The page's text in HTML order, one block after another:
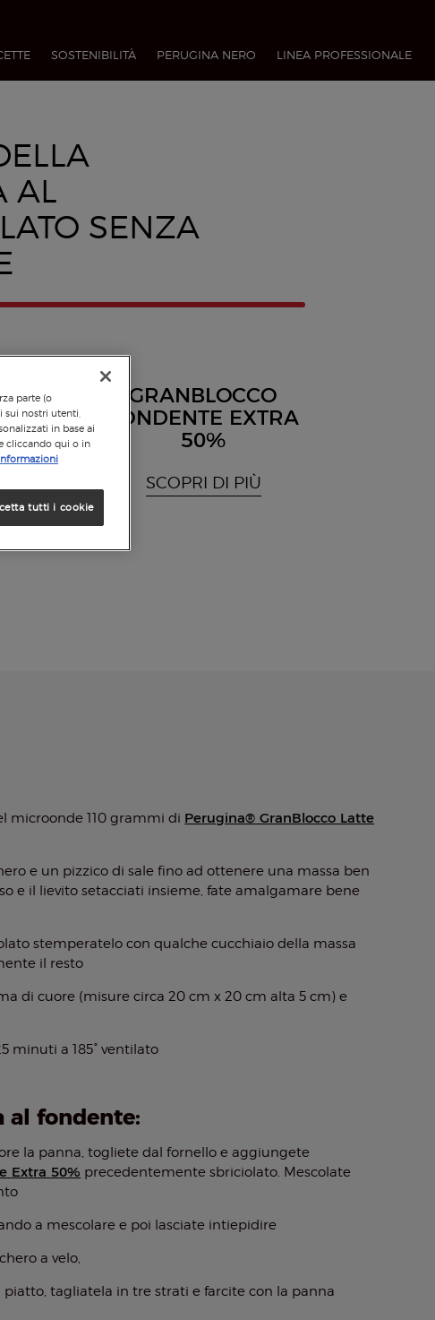
SOSTENIBILITÀ PERUGINA NERO LINEA PROFESSIONALE​
AL
SENZA
GRANBLOCCO
FONDENTE EXTRA
50%
SCOPRI DI PIÙ
microonde 110 grammi di Perugina® GranBlocco Latte
e un pizzico di sale fino ad ottenere una massa ben
e il lievito setacciati insieme, fate amalgamare bene
stemperatelo con qualche cucchiaio della massa
il resto
di cuore (misure circa 20 cm x 20 cm alta 5 cm) e
minuti a 185° ventilato
al fondente:
la panna, togliete dal fornello e aggiungete
Extra 50% precedentemente sbriciolato. Mescolate
a mescolare e poi lasciate intiepidire
a velo,
tagliatela in tre strati e farcite con la panna
parte (o
sui nostri utenti,
in base ai
cliccando qui o in
tutti i cookie